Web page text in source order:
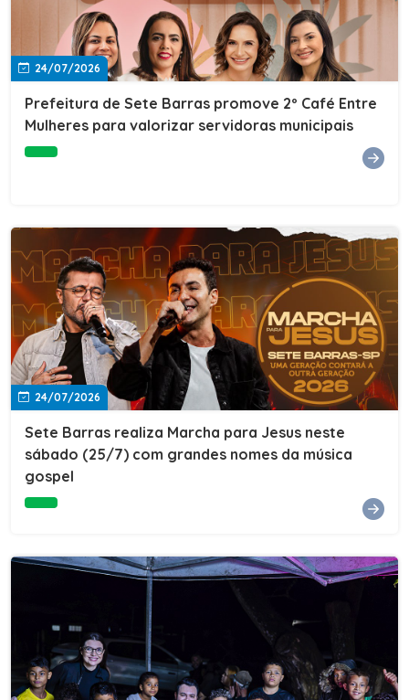
24/07/2026
Prefeitura de Sete Barras promove 2º Café Entre
Mulheres para valorizar servidoras municipais
24/07/2026
Sete Barras realiza Marcha para Jesus neste
sábado (25/7) com grandes nomes da música
gospel